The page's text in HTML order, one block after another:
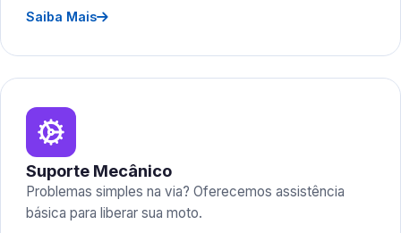
Saiba Mais
Suporte Mecânico
Problemas simples na via? Oferecemos assistência
básica para liberar sua moto.